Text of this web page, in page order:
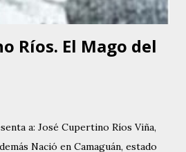
A...
Ríos. El Mago del
a: José Cupertino Ríos Viña,
Nació en Camaguán, estado